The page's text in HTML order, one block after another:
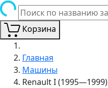
Корзина
Главная
Машины
Renault I (1995—1999)